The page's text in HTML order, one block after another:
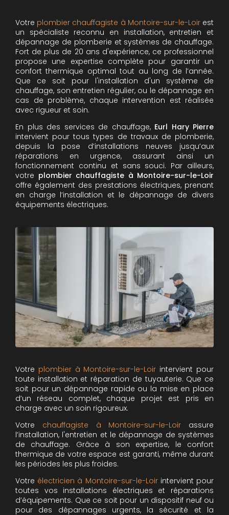
Votre plombier chauffagiste à Montoire-sur-le-Loir est
un spécialiste reconnu en installation, entretien et
dépannage de plomberie et systèmes de chauffage.
Fort de plus de 20 ans d'expérience, ce professionnel
propose une expertise complète pour garantir un
confort thermique optimal tout au long de l’année.
Que ce soit pour l'installation d'un système de
chauffage, son entretien régulier, ou le dépannage en
cas de problème, chaque intervention est réalisée
avec rigueur et soin.
En plus des services de chauffage,Eurl Hary Pierre
intervient pour tous types de travaux de plomberie,
depuis la pose d’installations neuves jusqu’aux
réparations en urgence, assurant ainsi un
fonctionnement continu et sans souci. Par ailleurs,
votre plombier chauffagiste à Montoire-sur-le-Loir
offre également des prestations électriques, prenant
en charge l’installation et le dépannage de divers
équipements électriques.
Votre plombier à Montoire-sur-le-Loir intervient pour
toute installation et réparation de tuyauterie. Que ce
soit pour un dépannage rapide ou la mise en place
d’un réseau complet, chaque projet est pris en
charge avec un soin rigoureux.
Votre chauffagiste à Montoire-sur-le-Loir assure
l’installation, l'entretien et le dépannage de systèmes
de chauffage. Grâce à son expertise, le confort
thermique de votre espace est garanti, même durant
les périodes les plus froides.
Votre électricien à Montoire-sur-le-Loirintervient pour
toutes vos installations électriques et réparations
d’équipements. Que ce soit pour un dispositif neuf ou
pour des dépannages urgents, la sécurité et la